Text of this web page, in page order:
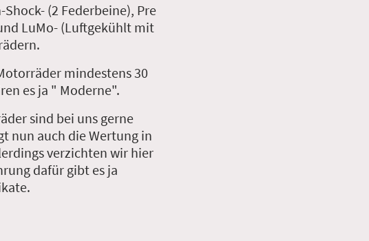
(2 Federbeine), Pre
LuMo- (Luftgekühlt mit
mindestens 30
es ja " Moderne".
sind bei uns gerne
nun auch die Wertung in
verzichten wir hier
dafür gibt es ja